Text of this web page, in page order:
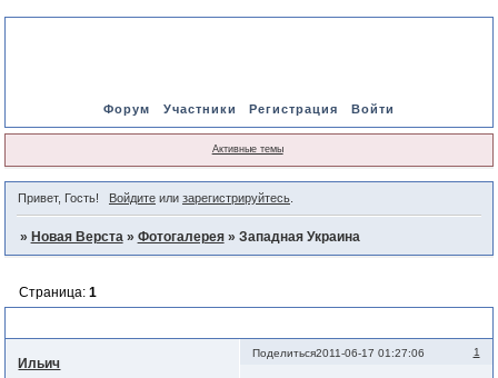
Форум Участники Регистрация Войти
Активные темы
Привет, Гость! Войдитеили зарегистрируйтесь.
» Новая Верста » Фотогалерея » Западная Украина
Страница: 1
Поделиться 1
2011-06-17 01:27:06
Ильич